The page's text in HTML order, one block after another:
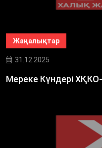
Жаңалықтар
31.12.2025
Мереке Күндері